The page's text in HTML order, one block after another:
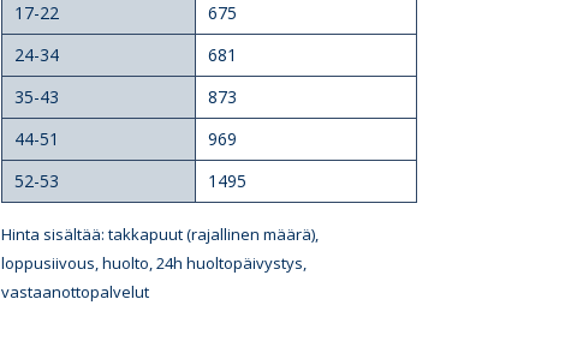
17-22
675
24-34
681
35-43
873
44-51
969
52-53
1495
Hinta sisältää: takkapuut (rajallinen määrä),
loppusiivous, huolto, 24h huoltopäivystys,
vastaanottopalvelut